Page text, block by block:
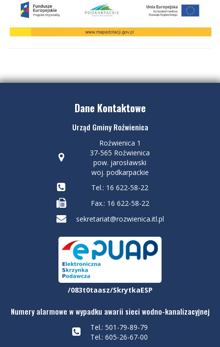
Dane Kontaktowe
Urząd Gminy Roźwienica
Roźwienica 1
37-565 Roźwienica
pow. jarosławski
woj. podkarpackie
Tel.: 16 622-58-22
Fax.: 16 622-58-22
sekretariat@rozwienica.itl.pl
/083t0taasz/SkrytkaESP
Numery alarmowe w wypadku awarii sieci wodno-kanalizacyjnej
Tel.: 501-79-89-79
Tel.: 605-26-67-00